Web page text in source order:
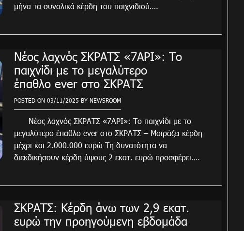
μήνα τα συνολικά κέρδη του παιχνιδιού….
Νέος λαχνός ΣΚΡΑΤΣ «7ΑΡΙ»: Το
παιχνίδι με το μεγαλύτερο
έπαθλο ever στο ΣΚΡΑΤΣ
POSTED ON 03/11/2025 BY NEWSROOM
Νέος λαχνός ΣΚΡΑΤΣ «7ΑΡΙ»: Το παιχνίδι με το
μεγαλύτερο έπαθλο ever στο ΣΚΡΑΤΣ – Mοιράζει κέρδη
μέχρι και 2.000.000 ευρώ Τη δυνατότητα να
διεκδικήσουν κέρδη ύψους 2 εκατ. ευρώ προσφέρει….
ΣΚΡΑΤΣ: Κέρδη άνω των 2,9 εκατ.
ευρώ την προηγούμενη εβδομάδα